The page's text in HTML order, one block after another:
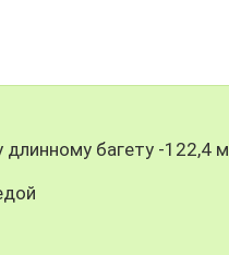
багету -122,4 м